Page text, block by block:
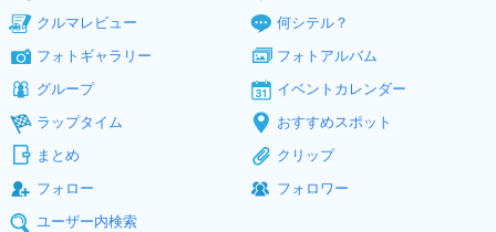
クルマレビュー
何シテル？
フォトギャラリー
フォトアルバム
グループ
イベントカレンダー
ラップタイム
おすすめスポット
まとめ
クリップ
フォロー
フォロワー
ユーザー内検索